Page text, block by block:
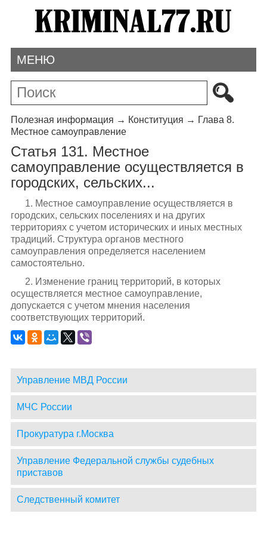
МЕНЮ
Полезная информация → Конституция → Глава 8.
Местное самоуправление
Статья 131. Местное
самоуправление осуществляется в
городских, сельских...
1. Местное самоуправление осуществляется в
городских, сельских поселениях и на других
территориях с учетом исторических и иных местных
традиций. Структура органов местного
самоуправления определяется населением
самостоятельно.
2. Изменение границ территорий, в которых
осуществляется местное самоуправление,
допускается с учетом мнения населения
соответствующих территорий.
Управление МВД России
МЧС России
Прокуратура г.Москва
Управление Федеральной службы судебных
приставов
Следственный комитет